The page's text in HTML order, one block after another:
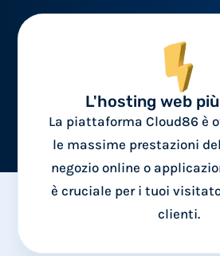
L'hosting web
La piattaforma Cloud86 è
le massime prestazioni
negozio online o
è cruciale per i tuoi
clienti.